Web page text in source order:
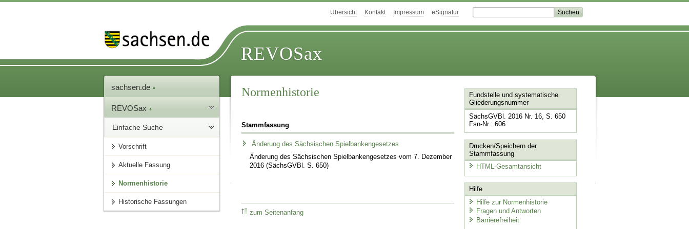
Übersicht Kontakt Impressum eSignatur
REVOSax
sachsen.de
REVOSax
Einfache Suche
Vorschrift
Aktuelle Fassung
Normenhistorie
Historische Fassungen
Normenhistorie
Stammfassung
Änderung des Sächsischen Spielbankengesetzes
Änderung des Sächsischen Spielbankengesetzes vom 7. Dezember
2016 (SächsGVBl. S. 650)
zum Seitenanfang
Fundstelle und systematische
Gliederungsnummer
SächsGVBl. 2016 Nr. 16, S. 650
Fsn-Nr.: 606
Drucken/Speichern der
Stammfassung
HTML-Gesamtansicht
Hilfe
Hilfe zur Normenhistorie
Fragen und Antworten
Barrierefreiheit